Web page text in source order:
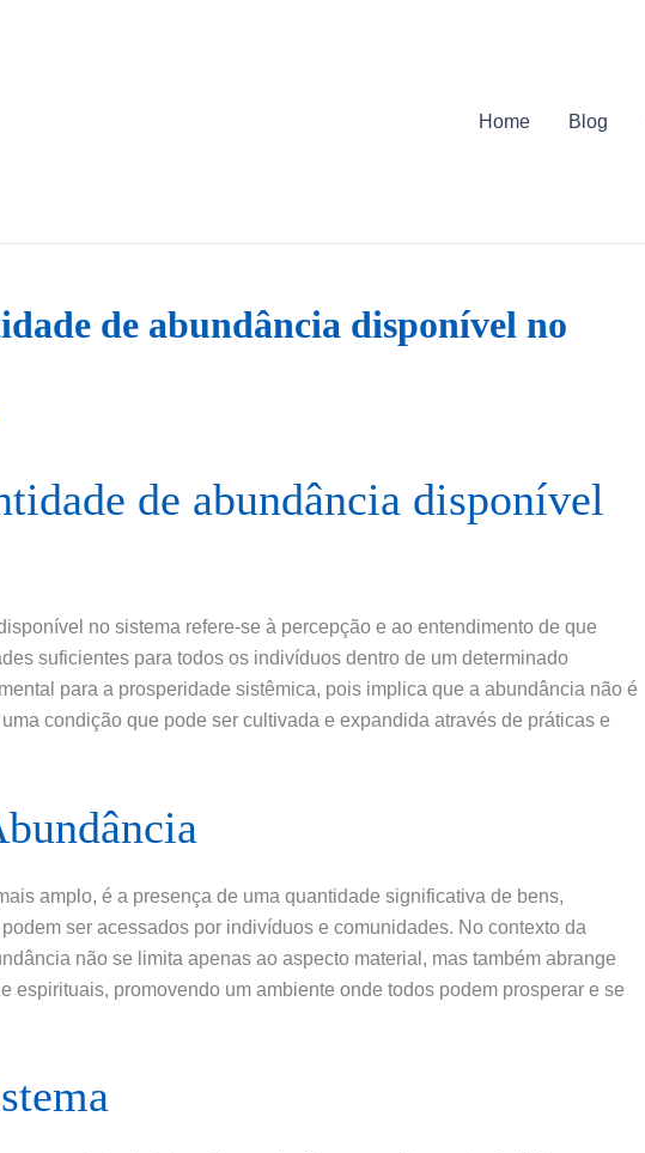
Home Blog
de abundância disponível no
de abundância disponível
no sistema refere-se à percepção e ao entendimento de que
suficientes para todos os indivíduos dentro de um determinado
para a prosperidade sistêmica, pois implica que a abundância não é
condição que pode ser cultivada e expandida através de práticas e
amplo, é a presença de uma quantidade significativa de bens,
ser acessados por indivíduos e comunidades. No contexto da
não se limita apenas ao aspecto material, mas também abrange
espirituais, promovendo um ambiente onde todos podem prosperar e se